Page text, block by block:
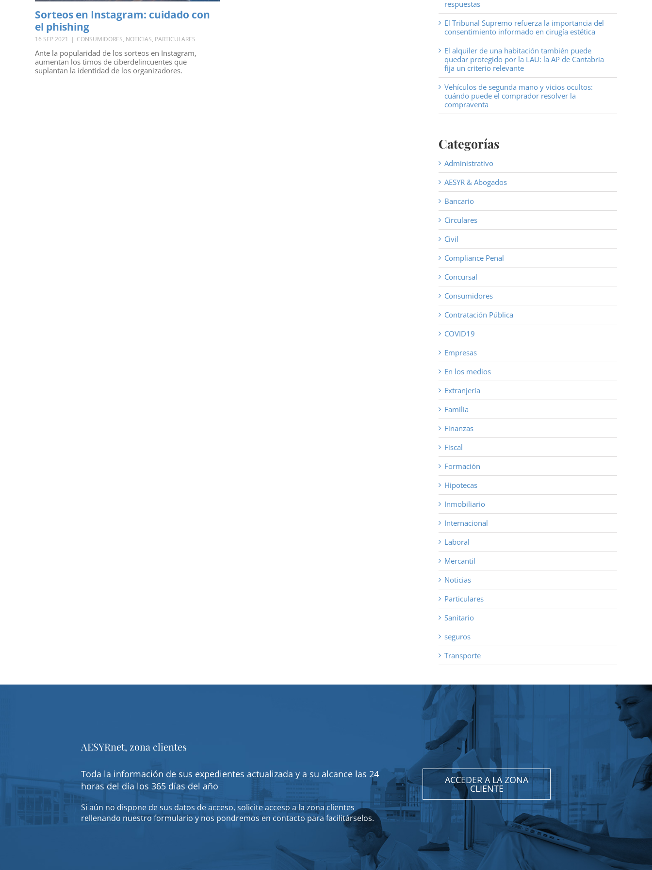
Sorteos en Instagram: cuidado con
el phishing
16 SEP 2021 | CONSUMIDORES, NOTICIAS, PARTICULARES
Ante la popularidad de los sorteos en Instagram,
aumentan los timos de ciberdelincuentes que
suplantan la identidad de los organizadores.
respuestas
El Tribunal Supremo refuerza la importancia del
consentimiento informado en cirugía estética
El alquiler de una habitación también puede
quedar protegido por la LAU: la AP de Cantabria
fija un criterio relevante
Vehículos de segunda mano y vicios ocultos:
cuándo puede el comprador resolver la
compraventa
Categorías
Administrativo
AESYR & Abogados
Bancario
Circulares
Civil
Compliance Penal
Concursal
Consumidores
Contratación Pública
COVID19
Empresas
En los medios
Extranjería
Familia
Finanzas
Fiscal
Formación
Hipotecas
Inmobiliario
Internacional
Laboral
Mercantil
Noticias
Particulares
Sanitario
seguros
Transporte
AESYRnet, zona clientes
Toda la información de sus expedientes actualizada y a su alcance las 24
horas del día los 365 días del año
Si aún no dispone de sus datos de acceso, solicite acceso a la zona clientes
rellenando nuestro formulario y nos pondremos en contacto para facilitárselos.
ACCEDER A LA ZONA
CLIENTE